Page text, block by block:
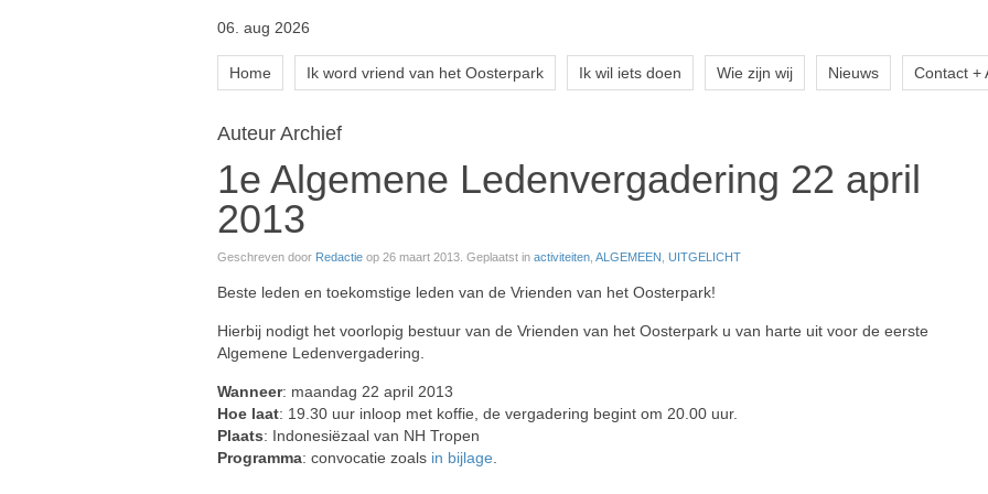
06. aug 2026
Home Ik word vriend van het Oosterpark Ik wil iets doen Wie zijn wij Nieuws Contact +
Auteur Archief
1e Algemene Ledenvergadering 22 april
2013
Geschreven door Redactie op 26 maart 2013 . Geplaatst in activiteiten ALGEMEEN UITGELICHT
Beste leden en toekomstige leden van de Vrienden van het Oosterpark!
Hierbij nodigt het voorlopig bestuur van de Vrienden van het Oosterpark u van harte uit voor de eerste
Algemene Ledenvergadering.
Wanneer: maandag 22 april 2013
Hoe laat: 19.30 uur inloop met koffie, de vergadering begint om 20.00 uur.
Plaats: Indonesiëzaal van NH Tropen
Programma: convocatie zoals in bijlage